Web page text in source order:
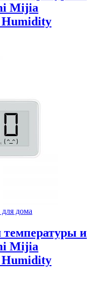
Mijia
Humidity
дома
и
Mijia
Humidity